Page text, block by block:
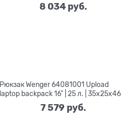
8 034 руб.
Рюкзак Wenger 64081001 Upload
laptop backpack 16" | 25 л. | 35x25x46
7 579 руб.